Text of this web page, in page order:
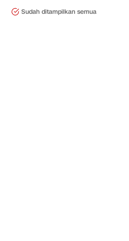
Sudah ditampilkan semua